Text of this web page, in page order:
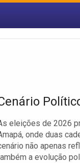
eleições de 2026
onde duas
não apenas
a evolução